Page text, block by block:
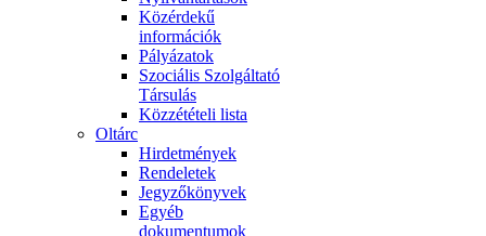
Közérdekű
információk
Pályázatok
Szociális Szolgáltató
Társulás
Közzétételi lista
Oltárc
Hirdetmények
Rendeletek
Jegyzőkönyvek
Egyéb
dokumentumok